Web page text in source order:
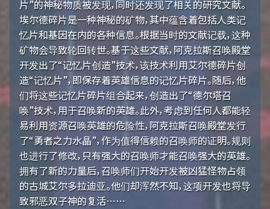
片”的神秘物质被发现，同时还发现了相关的研究文献。
埃尔德碎片是一种神秘的矿物，其中蕴含着包括人类记
忆片和基因在内的各种信息。根据当时的文献记载，这种
矿物会导致轮回转世。基于这些文献，阿克拉斯召唤殿堂
开发出了“记忆片创造”技术，该技术利用艾尔德碎片创
造“记忆片”，即保存着英雄信息的记忆片碎片。随后，他
们将这些记忆片碎片组合起来，创造出了“德尔塔召
唤”技术，用于召唤新的英雄。此外，考虑到任何人都能轻
易利用资源召唤英雄的危险性，阿克拉斯召唤殿堂发行
了“勇者之力水晶”，作为值得信赖的召唤师的证明。规则
也进行了修改，只有强大的召唤师才能召唤强大的英雄。
拥有了新的力量后，召唤师们开始开发被凶猛怪物占领
的古城艾尔多拉迪亚。他们却浑然不知，这项开发也将导
致邪恶双子神的复活……